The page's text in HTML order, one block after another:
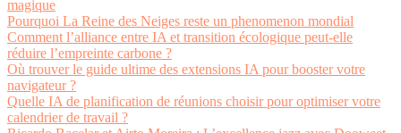
magique
Pourquoi La Reine des Neiges reste un phenomenon mondial
Comment l’alliance entre IA et transition écologique peut-elle
réduire l’empreinte carbone ?
Où trouver le guide ultime des extensions IA pour booster votre
navigateur ?
Quelle IA de planification de réunions choisir pour optimiser votre
calendrier de travail ?